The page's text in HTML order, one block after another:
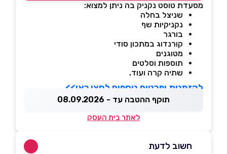
מסעדת טוסט נקניק בה ניתן למצוא:
שניצל בחלה
נקניקיות שף
בורגר
קורנדוג במתכון סודי
מטוגנים
תוספות וסלטים
שתיה קרה ועוד.
להזמנות ופרטים נוספים לחצו כאן>>
תוקף ההטבה עד - 08.09.2026
לאתר בית העסק
חשוב לדעת